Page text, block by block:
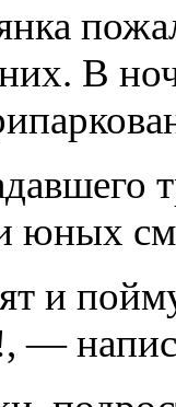
В
юных
и
—